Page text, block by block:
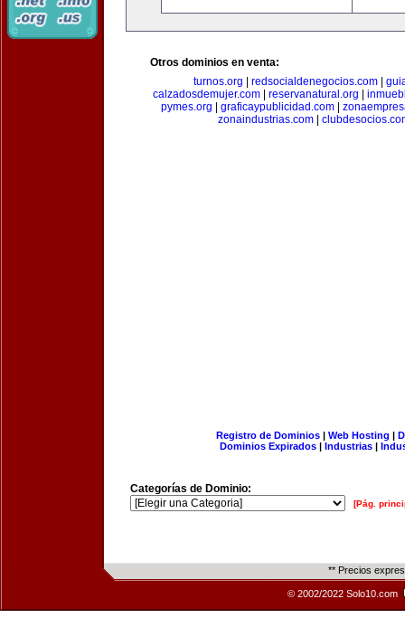
Otros dominios en venta:
turnos.org
redsocialdenegocios.com|
calzadosdemujer.com
reservanatural.org
pymes.org
graficaypublicidad.com
zonaindustrias.com|
Registro de Dominios| Web Hosting |
Dominios Expirados | Industrias |
Categorías de Dominio:
[Pág.
** Precios
© 2002/2022 Solo10.com